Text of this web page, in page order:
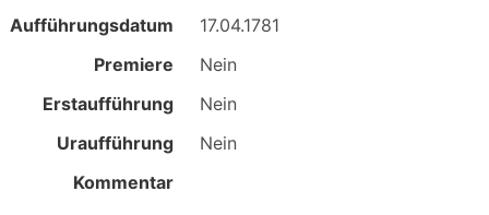
Aufführungsdatum
17.04.1781
Premiere
Nein
Erstaufführung
Nein
Uraufführung
Nein
Kommentar